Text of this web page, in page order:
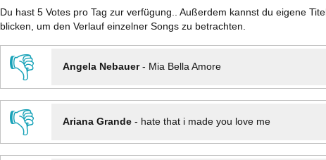
Du hast 5 Votes pro Tag zur verfügung.. Außerdem kannst du eigene Titel
blicken, um den Verlauf einzelner Songs zu betrachten.
👎 Angela Nebauer- Mia Bella Amore
👎
Ariana Grande- hate that i made you love me